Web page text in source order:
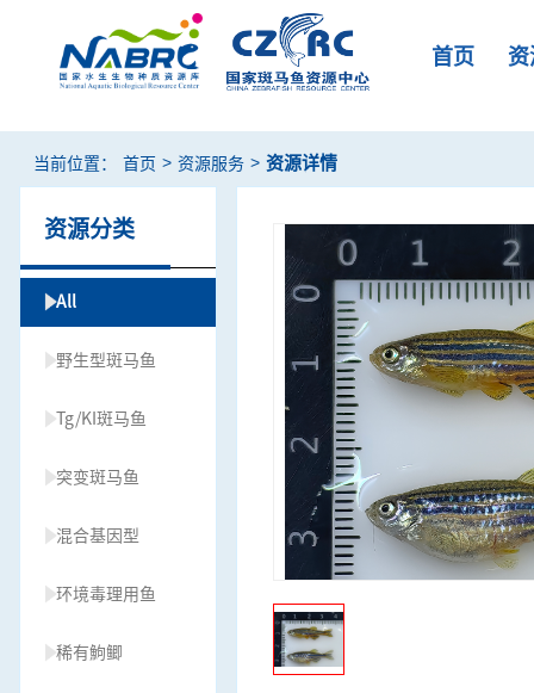
首页
当前位置： 首页 > 资源服务 > 资源详情
资源分类
All
野生型斑马鱼
Tg/KI斑马鱼
突变斑马鱼
混合基因型
环境毒理用鱼
稀有鮈鲫